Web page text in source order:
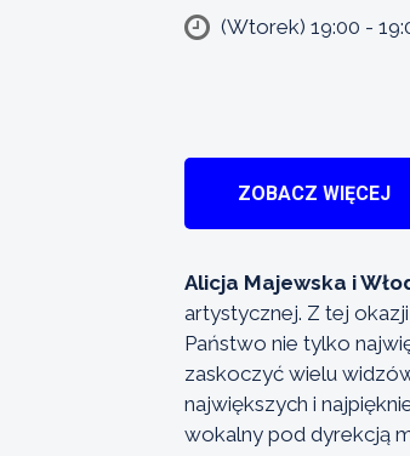
(Wtorek) 19:00 -
ZOBACZ WIĘCEJ
Alicja Majewska i
artystycznej. Z tej
Państwo nie tylko
zaskoczyć wielu
największych i
wokalny pod dyrekcją